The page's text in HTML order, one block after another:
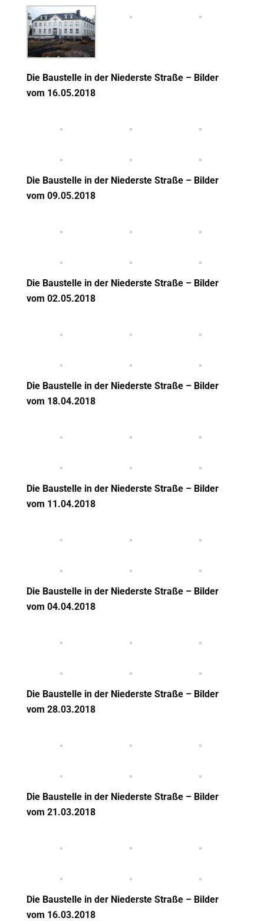
Die Baustelle in der Niederste Straße – Bilder
vom 16.05.2018
Die Baustelle in der Niederste Straße – Bilder
vom 09.05.2018
Die Baustelle in der Niederste Straße – Bilder
vom 02.05.2018
Die Baustelle in der Niederste Straße – Bilder
vom 18.04.2018
Die Baustelle in der Niederste Straße – Bilder
vom 11.04.2018
Die Baustelle in der Niederste Straße – Bilder
vom 04.04.2018
Die Baustelle in der Niederste Straße – Bilder
vom 28.03.2018
Die Baustelle in der Niederste Straße – Bilder
vom 21.03.2018
Die Baustelle in der Niederste Straße – Bilder
vom 16.03.2018